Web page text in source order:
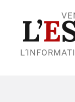
L’E